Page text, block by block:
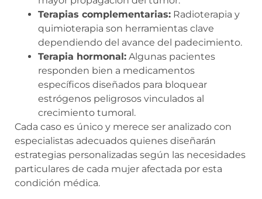
Terapias complementarias: Radioterapia y
quimioterapia son herramientas clave
dependiendo del avance del padecimiento.
Terapia hormonal: Algunas pacientes
responden bien a medicamentos
específicos diseñados para bloquear
estrógenos peligrosos vinculados al
crecimiento tumoral.
Cada caso es único y merece ser analizado con
especialistas adecuados quienes diseñarán
estrategias personalizadas según las necesidades
particulares de cada mujer afectada por esta
condición médica.